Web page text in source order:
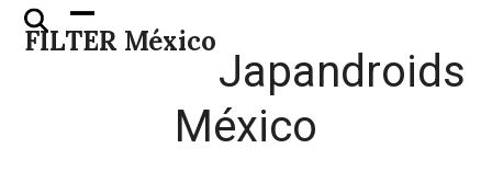
Skip
FILTER México
Open
mobile
Close
mobile
Japandroids
México